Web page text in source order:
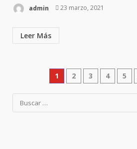
admin 23 marzo, 2021
Leer Más
Paginación
de
entradas
1 2 3 4 5
Buscar: